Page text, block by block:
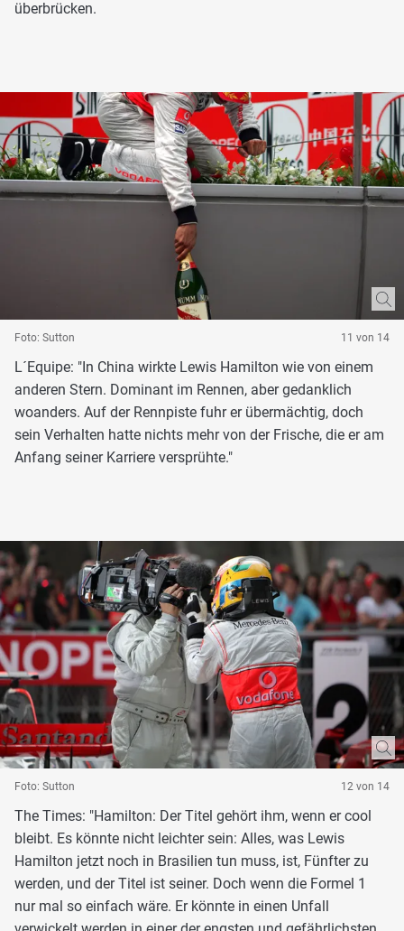
überbrücken.
Foto: Sutton 11 von 14
L´Equipe: "In China wirkte Lewis Hamilton wie von einem
anderen Stern. Dominant im Rennen, aber gedanklich
woanders. Auf der Rennpiste fuhr er übermächtig, doch
sein Verhalten hatte nichts mehr von der Frische, die er am
Anfang seiner Karriere versprühte."
Foto: Sutton 12 von 14
The Times: "Hamilton: Der Titel gehört ihm, wenn er cool
bleibt. Es könnte nicht leichter sein: Alles, was Lewis
Hamilton jetzt noch in Brasilien tun muss, ist, Fünfter zu
werden, und der Titel ist seiner. Doch wenn die Formel 1
nur mal so einfach wäre. Er könnte in einen Unfall